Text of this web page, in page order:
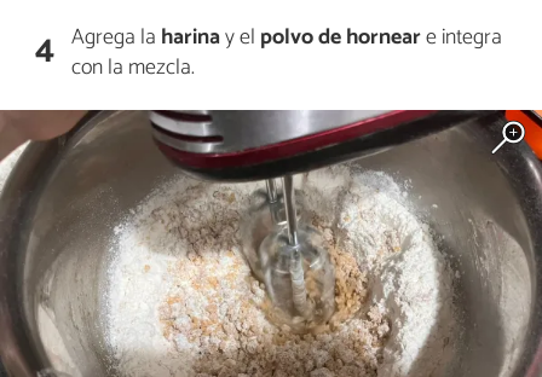
4 Agrega la harinay el polvo de horneare integra
con la mezcla.